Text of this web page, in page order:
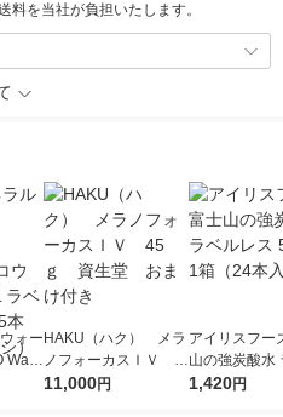
料を当社が負担いたします。
ォー
Wate
HAKU（ハク） メラ
ノフォーカスＩＶ 4
5ｇ 資生堂 おまけ
11,000円
アイリスフー
山の強炭酸水
レス 500ml 1
1,420円